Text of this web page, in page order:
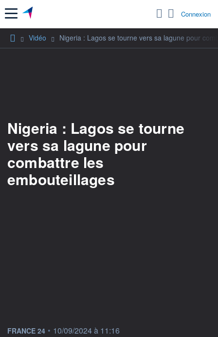
Menu Connexion
Vidéo Nigeria : Lagos se tourne vers sa lagune pour
Nigeria : Lagos se tourne
vers sa lagune pour
combattre les
embouteillages
information fournie par
FRANCE 24 • 10/09/2024 à 11:16